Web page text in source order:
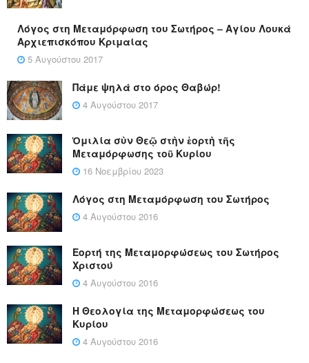
Λόγος στη Μεταμόρφωση του Σωτήρος – Αγίου Λουκά
Αρχιεπισκόπου Κριμαίας
5 Αυγούστου 2017
Πάμε ψηλά στο όρος Θαβώρ!
4 Αυγούστου 2017
Ὁμιλία σὺν Θεῷ στὴν ἑορτὴ τῆς
Μεταμόρφωσης τοῦ Κυρίου
16 Νοεμβρίου 2023
Λόγος στη Μεταμόρφωση του Σωτήρος
4 Αυγούστου 2016
Εορτή της Μεταμορφώσεως του Σωτήρος
Χριστού
4 Αυγούστου 2016
Η Θεολογία της Μεταμορφώσεως του
Κυρίου
4 Αυγούστου 2016